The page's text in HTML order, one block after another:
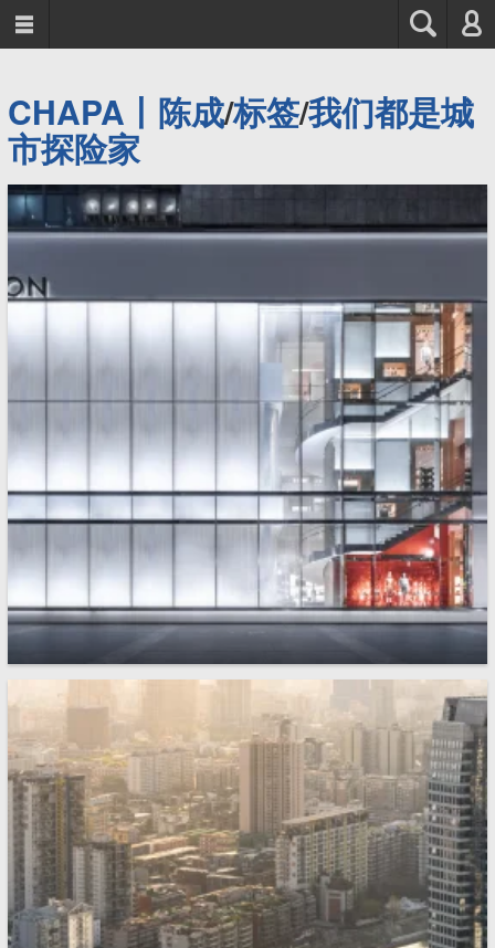
  
CHAPA丨陈成/标签/我们都是城
市探险家